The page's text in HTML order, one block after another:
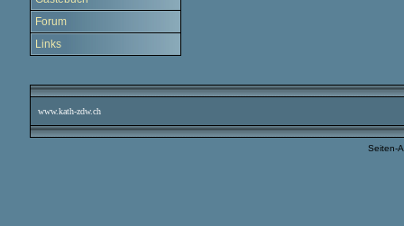
Forum
Links
www.kath-zdw.ch
Seiten-